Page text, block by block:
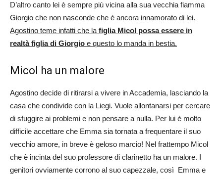
D’altro canto lei è sempre più vicina alla sua vecchia fiamma
Giorgio che non nasconde che è ancora innamorato di lei.
Agostino teme infatti che la figlia Micol possa essere in
realtà figlia di Giorgio e questo lo manda in bestia.
Micol ha un malore
Agostino decide di ritirarsi a vivere in Accademia, lasciando la
casa che condivide con la Liegi. Vuole allontanarsi per cercare
di sfuggire ai problemi e non pensare a nulla. Per lui è molto
difficile accettare che Emma sia tornata a frequentare il suo
vecchio amore, in breve è geloso marcio! Nel frattempo Micol
che è incinta del suo professore di clarinetto ha un malore. I
genitori ovviamente corrono al suo capezzale, così Emma e